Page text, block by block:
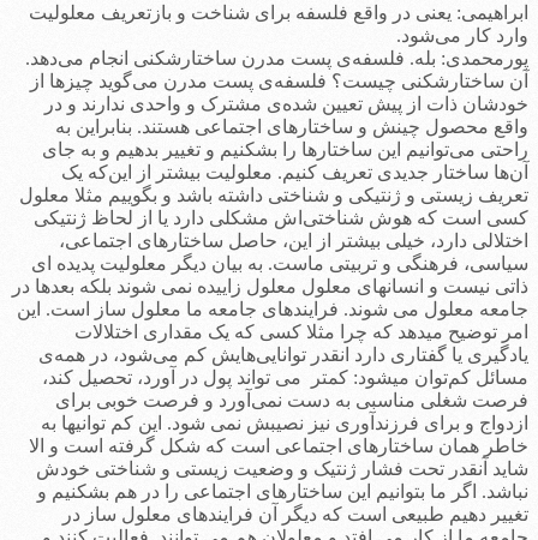
ابراهیمی: یعنی در واقع فلسفه برای شناخت و بازتعریف معلولیت
وارد کار می‌شود.
پورمحمدی: بله. فلسفه‌ی پست مدرن ساختارشکنی انجام می‌دهد.
آن ساختارشکنی چیست؟ فلسفه‌ی پست مدرن می‌گوید چیزها از
خودشان ذات از پیش تعیین شده‌ی مشترک و واحدی ندارند و در
واقع محصول چینش و ساختارهای اجتماعی هستند. بنابراین به
راحتی می‌توانیم این ساختارها را بشکنیم و تغییر بدهیم و به جای
آن‌ها ساختار جدیدی تعریف کنیم. معلولیت بیشتر از این‌که یک
تعریف زیستی و ژنتیکی و شناختی داشته باشد و بگوییم مثلا معلول
کسی است که هوش شناختی‌اش مشکلی دارد یا از لحاظ ژنتیکی
اختلالی دارد، خیلی بیشتر از این، حاصل ساختارهای اجتماعی،
سیاسی، فرهنگی و تربیتی ماست. به بیان دیگر معلولیت پدیده ای
ذاتی نیست و انسانهای معلول معلول زاییده نمی شوند بلکه بعدها در
جامعه معلول می شوند. فرایندهای جامعه ما معلول ساز است. این
امر توضیح میدهد که چرا مثلا کسی که یک مقداری اختلالات
یادگیری یا گفتاری دارد انقدر توانایی‌هایش کم می‌شود، در همه‌ی
مسائل کم‌­توان می­شود: کمتر می تواند پول در آورد، تحصیل کند،
فرصت شغلی مناسبی به دست نمی‌آورد و فرصت خوبی برای
ازدواج و برای فرزندآوری نیز نصیبش نمی شود. این کم توانیها به
خاطر همان ساختارهای اجتماعی است که شکل گرفته است و الا
شاید آنقدر تحت فشار ژنتیک و وضعیت زیستی و شناختی خودش
نباشد. اگر ما بتوانیم این ساختارهای اجتماعی را در هم بشکنیم و
تغییر دهیم طبیعی است که دیگر آن فرایندهای معلول ساز در